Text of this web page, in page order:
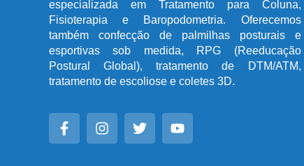
especializada em Tratamento para Coluna,
Fisioterapia e Baropodometria. Oferecemos
também confecção de palmilhas posturais e
esportivas sob medida, RPG (Reeducação
Postural Global), tratamento de DTM/ATM,
tratamento de escoliose e coletes 3D.